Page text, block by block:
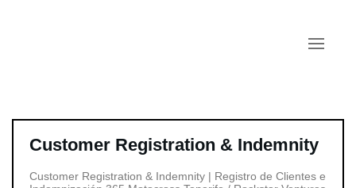
Customer Registration & Indemnity
Customer Registration & Indemnity | Registro de Clientes e